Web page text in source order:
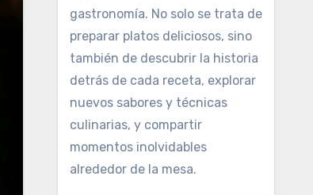
gastronomía. No solo se trata de
preparar platos deliciosos, sino
también de descubrir la historia
detrás de cada receta, explorar
nuevos sabores y técnicas
culinarias, y compartir
momentos inolvidables
alrededor de la mesa.